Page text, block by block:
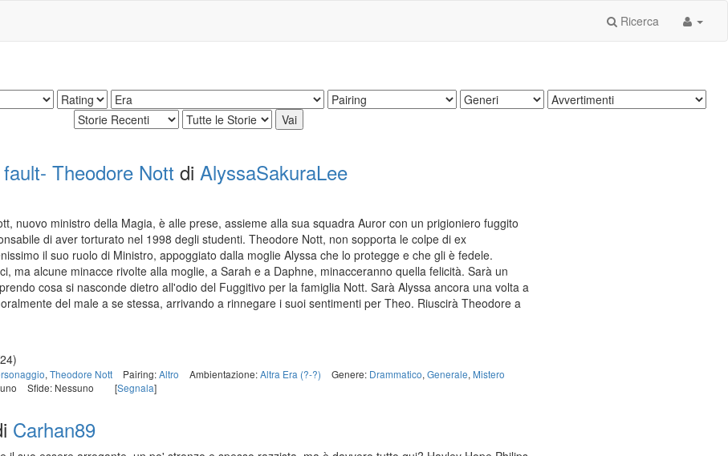
Ricerca
Theodore Nott di AlyssaSakuraLee
nuovo ministro della Magia, è alle prese, assieme alla sua squadra Auror con un prigioniero fuggito
di aver torturato nel 1998 degli studenti. Theodore Nott, non sopporta le colpe di ex
il suo ruolo di Ministro, appoggiato dalla moglie Alyssa che lo protegge e che gli è fedele.
ma alcune minacce rivolte alla moglie, a Sarah e a Daphne, minacceranno quella felicità. Sarà un
cosa si nasconde dietro all'odio del Fuggitivo per la famiglia Nott. Sarà Alyssa ancora una volta a
del male a se stessa, arrivando a rinnegare i suoi sentimenti per Theo. Riuscirà Theodore a
, Theodore Nott Pairing:Altro Ambientazione:Altra Era (?-?) Genere: Drammatico, Generale, Mistero
Sfide: Nessuno [Segnala]
Carhan89